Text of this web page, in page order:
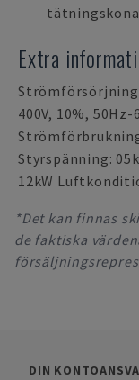
Extra
400V, 10%,
Styrspänning:
12kW
*Det kan finnas
de faktiska
DIN